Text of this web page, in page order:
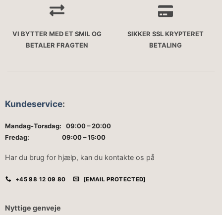
VI BYTTER MED ET SMIL OG
BETALER FRAGTEN
SIKKER SSL KRYPTERET
BETALING
Kundeservice:
Mandag-Torsdag: 09:00 – 20:00
Fredag: 09:00 – 15:00
Har du brug for hjælp, kan du kontakte os på
+45 98 12 09 80 [EMAIL PROTECTED]
Nyttige genveje